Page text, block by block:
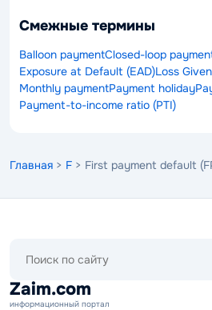
Смежные термины
Balloon paymentClosed-loop
Exposure at Default (EAD)Loss
Monthly paymentPayment holiday
Payment-to-income ratio (PTI)
Главная > F > First payment default
сайту
Zaim.com
информационный портал